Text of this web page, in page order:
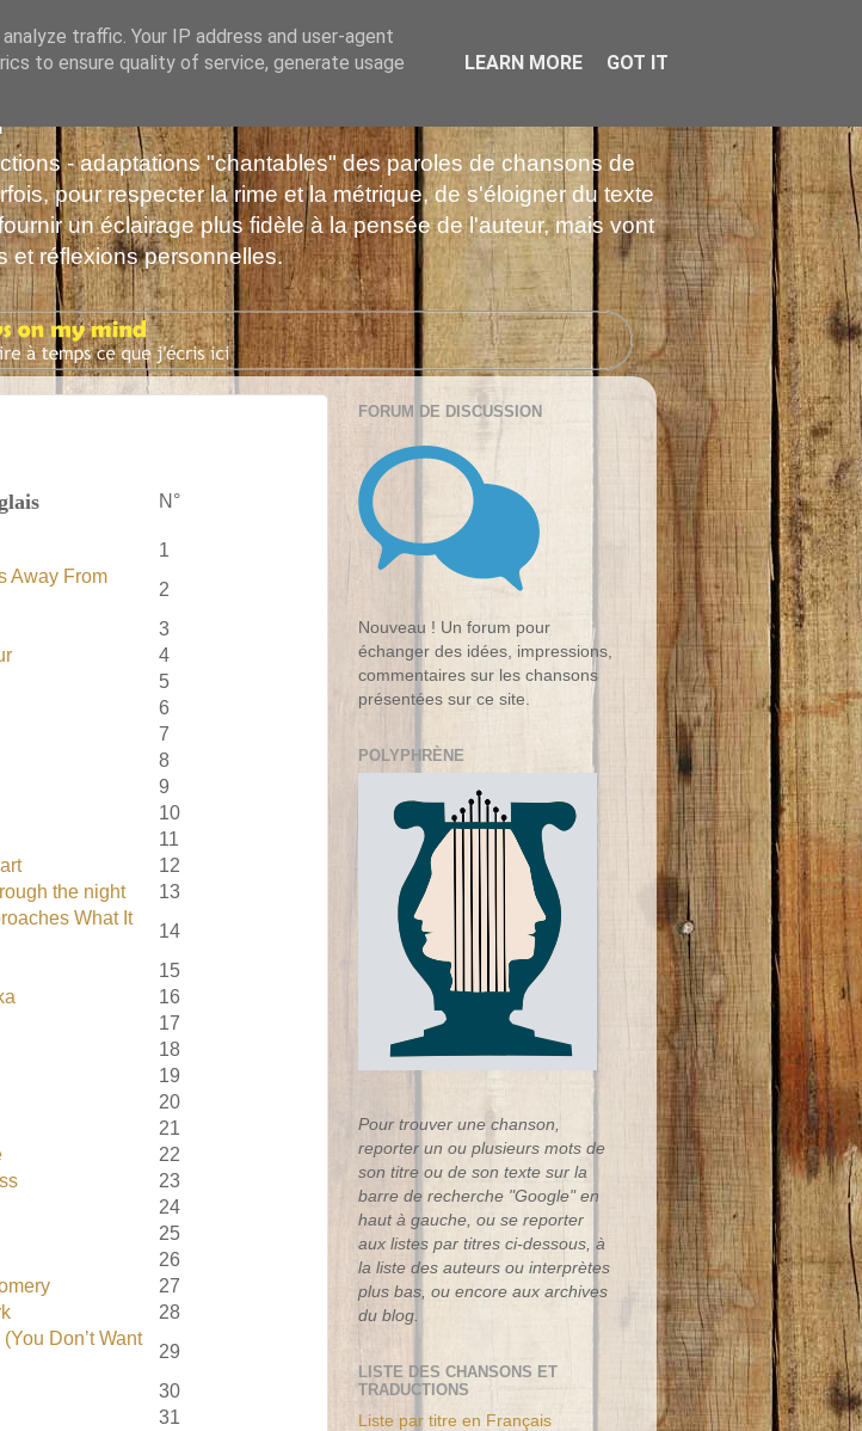
- adaptations "chantables" des paroles de chansons de
pour respecter la rime et la métrique, de s'éloigner du texte
un éclairage plus fidèle à la pensée de l'auteur, mais vont
et réflexions personnelles.
N°
1
Away From
2
3
4
5
6
7
8
9
10
11
12
the night
13
What It
14
15
16
17
18
19
20
21
22
23
24
25
26
27
28
Don’t Want
29
30
31
FORUM DE DISCUSSION
Nouveau ! Un forum pour
échanger des idées, impressions,
commentaires sur les chansons
présentées sur ce site.
POLYPHRÈNE
Pour trouver une chanson,
reporter un ou plusieurs mots de
son titre ou de son texte sur la
barre de recherche "Google" en
haut à gauche, ou se reporter
aux listes par titres ci-dessous, à
la liste des auteurs ou interprètes
plus bas, ou encore aux archives
du blog.
LISTE DES CHANSONS ET
TRADUCTIONS
Liste par titre en Français
traffic. Your IP address and user-agent
to ensure quality of service, generate usage
LEARN MORE GOT IT